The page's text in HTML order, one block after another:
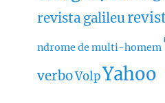
revista galileu
ndrome de multi-homem
verboVolpYahoo